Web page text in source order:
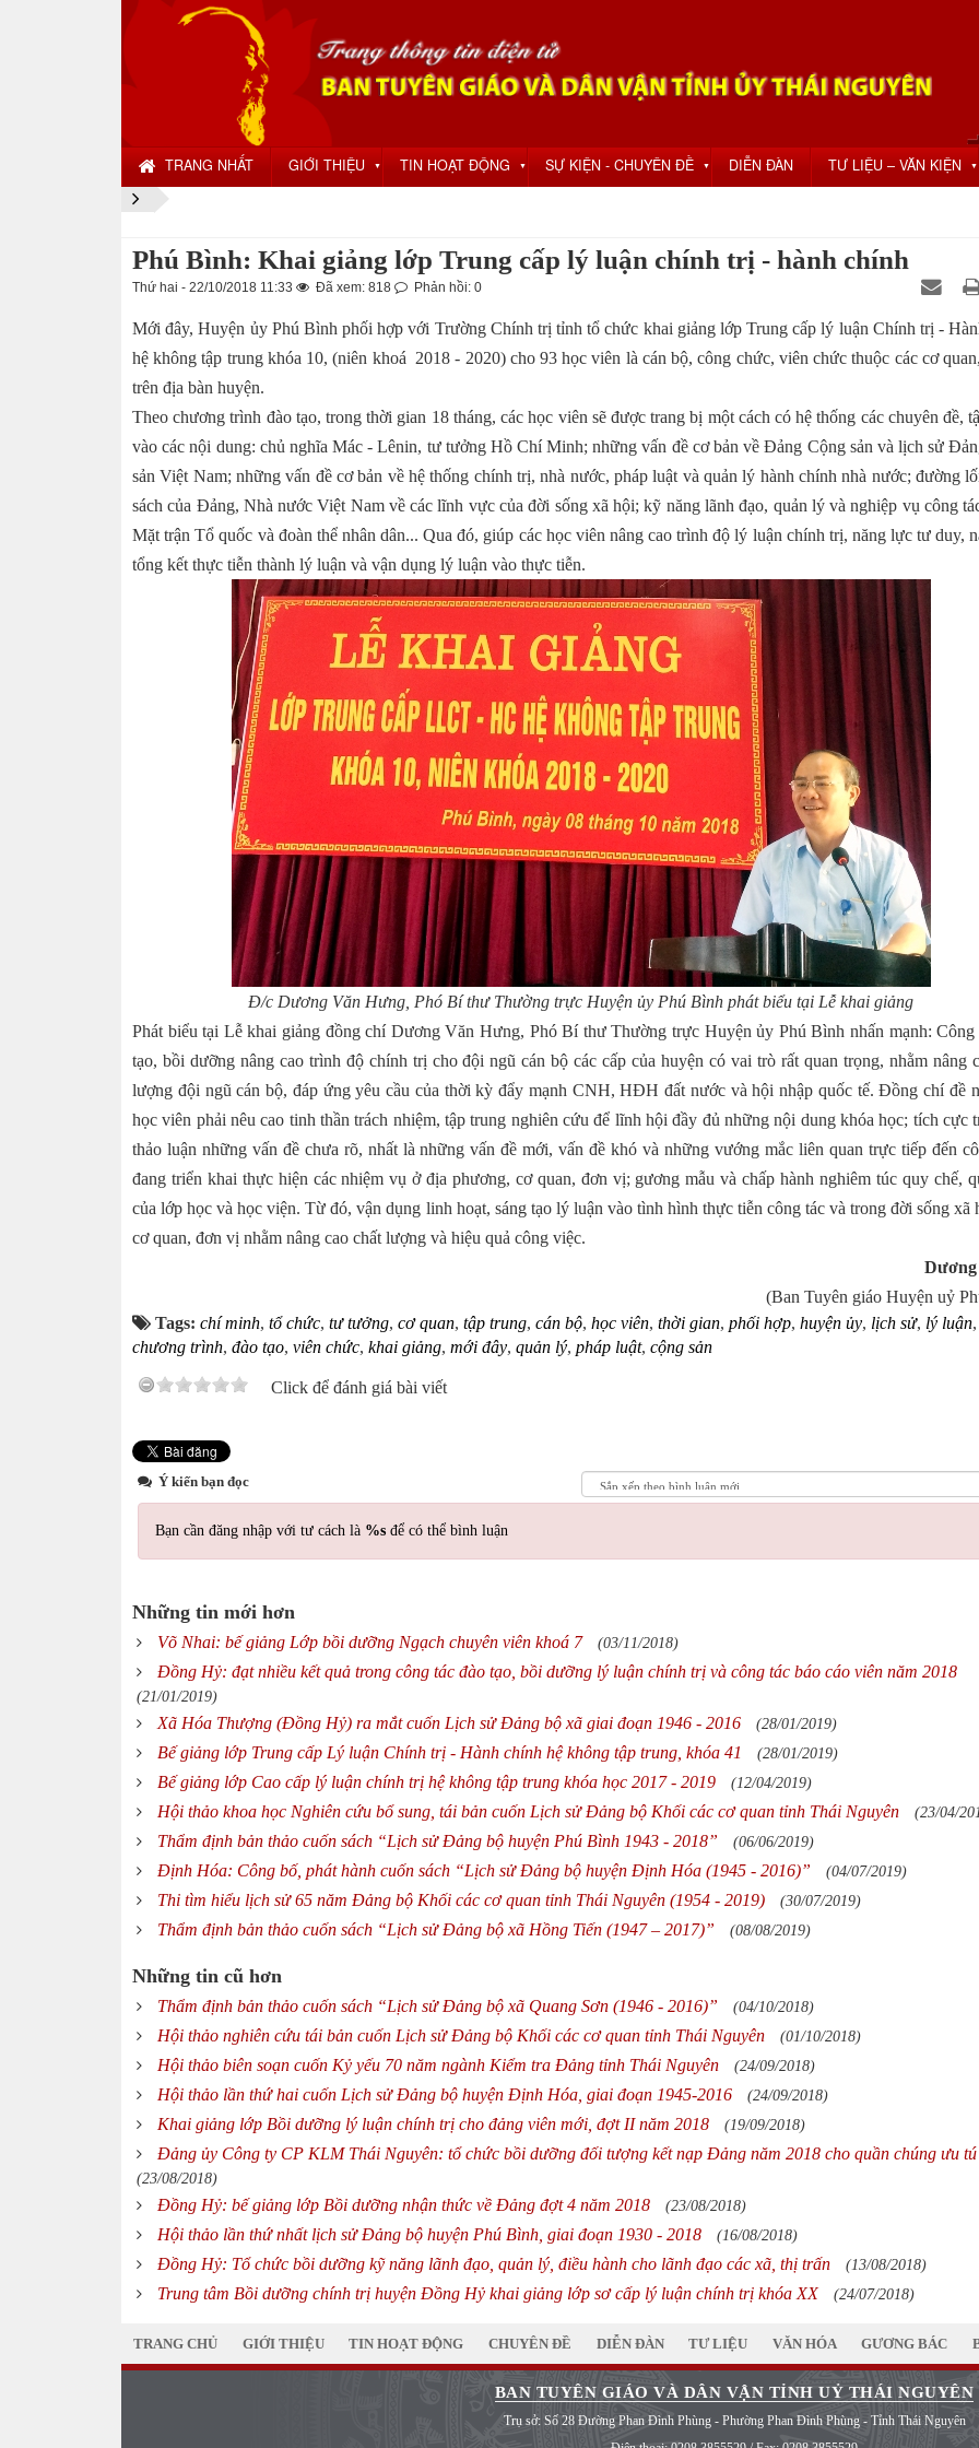
TRANG NHẤT GIỚI THIỆU ▼ TIN HOẠT ĐỘNG ▼ SỰ KIỆN - CHUYÊN ĐỀ ▼ DIỄN ĐÀN TƯ LIỆU – VĂN KIỆN ▼
Phú Bình: Khai giảng lớp Trung cấp lý luận chính trị - hành chính
Thứ hai - 22/10/2018 11:33 Đã xem: 818 Phản hồi: 0
Mới đây, Huyện ủy Phú Bình phối hợp với Trường Chính trị tỉnh tổ chức khai giảng lớp Trung cấp lý luận Chính trị -
hệ không tập trung khóa 10, (niên khoá 2018 - 2020) cho 93 học viên là cán bộ, công chức, viên chức thuộc các cơ
trên địa bàn huyện.
Theo chương trình đào tạo, trong thời gian 18 tháng, các học viên sẽ được trang bị một cách có hệ thống các chuyên đề,
vào các nội dung: chủ nghĩa Mác - Lênin, tư tưởng Hồ Chí Minh; những vấn đề cơ bản về Đảng Cộng sản và lịch sử
sản Việt Nam; những vấn đề cơ bản về hệ thống chính trị, nhà nước, pháp luật và quản lý hành chính nhà nước; đường
sách của Đảng, Nhà nước Việt Nam về các lĩnh vực của đời sống xã hội; kỹ năng lãnh đạo, quản lý và nghiệp vụ công
Mặt trận Tổ quốc và đoàn thể nhân dân... Qua đó, giúp các học viên nâng cao trình độ lý luận chính trị, năng lực tư duy,
tổng kết thực tiễn thành lý luận và vận dụng lý luận vào thực tiễn.
Đ/c Dương Văn Hưng Phó Bí thư Thường trực Huyện ủy Phú Bìnhphát biểu tại Lễkhai giảng
Phát biểu tại Lễ khai giảng đồng chí Dương Văn Hưng, Phó Bí thư Thường trực Huyện ủy Phú Bình nhấn mạnh: Công
tạo, bồi dưỡng nâng cao trình độ chính trị cho đội ngũ cán bộ các cấp của huyện có vai trò rất quan trọng, nhằm nâng
lượng đội ngũ cán bộ, đáp ứng yêu cầu của thời kỳ đẩy mạnh CNH, HĐH đất nước và hội nhập quốc tế. Đồng chí đề
học viên phải nêu cao tinh thần trách nhiệm, tập trung nghiên cứu để lĩnh hội đầy đủ những nội dung khóa học; tích cực
thảo luận những vấn đề chưa rõ, nhất là những vấn đề mới, vấn đề khó và những vướng mắc liên quan trực tiếp đến
đang triển khai thực hiện các nhiệm vụ ở địa phương, cơ quan, đơn vị; gương mẫu và chấp hành nghiêm túc quy chế,
của lớp học và học viện. Từ đó, vận dụng linh hoạt, sáng tạo lý luận vào tình hình thực tiễn công tác và trong đời sống xã
cơ quan, đơn vị nhằm nâng cao chất lượng và hiệu quả công việc.
(Ban Tuyên giáo Huyện uỷ
Tags: chí minh, tổ chức, tư tưởng, cơ quan, tập trung, cán bộ, học viên, thời gian, phối hợp, huyện ủy, lịch sử, lý luận
chương trình, đào tạo, viên chức, khai giảng, mới đây, quản lý, pháp luật, cộng sản
Click để đánh giá bài viết
Ý kiến bạn đọc
Bạn cần đăng nhập với tư cách là %s để có thể bình luận
Những tin mới hơn
Võ Nhai: bế giảng Lớp bồi dưỡng Ngạch chuyên viên khoá 7 (03/11/2018)
Đồng Hỷ: đạt nhiều kết quả trong công tác đào tạo, bồi dưỡng lý luận chính trị và công tác báo cáo viên năm 2018
(21/01/2019)
Xã Hóa Thượng (Đồng Hỷ) ra mắt cuốn Lịch sử Đảng bộ xã giai đoạn 1946 - 2016 (28/01/2019)
Bế giảng lớp Trung cấp Lý luận Chính trị - Hành chính hệ không tập trung, khóa 41 (28/01/2019)
Bế giảng lớp Cao cấp lý luận chính trị hệ không tập trung khóa học 2017 - 2019 (12/04/2019)
Hội thảo khoa học Nghiên cứu bổ sung, tái bản cuốn Lịch sử Đảng bộ Khối các cơ quan tỉnh Thái Nguyên (23/04/
Thẩm định bản thảo cuốn sách “Lịch sử Đảng bộ huyện Phú Bình 1943 - 2018” (06/06/2019)
Định Hóa: Công bố, phát hành cuốn sách “Lịch sử Đảng bộ huyện Định Hóa (1945 - 2016)” (04/07/2019)
Thi tìm hiểu lịch sử 65 năm Đảng bộ Khối các cơ quan tỉnh Thái Nguyên (1954 - 2019) (30/07/2019)
Thẩm định bản thảo cuốn sách “Lịch sử Đảng bộ xã Hồng Tiến (1947 – 2017)” (08/08/2019)
Những tin cũ hơn
Thẩm định bản thảo cuốn sách “Lịch sử Đảng bộ xã Quang Sơn (1946 - 2016)” (04/10/2018)
Hội thảo nghiên cứu tái bản cuốn Lịch sử Đảng bộ Khối các cơ quan tỉnh Thái Nguyên (01/10/2018)
Hội thảo biên soạn cuốn Kỷ yếu 70 năm ngành Kiểm tra Đảng tỉnh Thái Nguyên (24/09/2018)
Hội thảo lần thứ hai cuốn Lịch sử Đảng bộ huyện Định Hóa, giai đoạn 1945-2016 (24/09/2018)
Khai giảng lớp Bồi dưỡng lý luận chính trị cho đảng viên mới, đợt II năm 2018 (19/09/2018)
Đảng ủy Công ty CP KLM Thái Nguyên: tổ chức bồi dưỡng đối tượng kết nạp Đảng năm 2018 cho quần chúng ưu tú
(23/08/2018)
Đồng Hỷ: bế giảng lớp Bồi dưỡng nhận thức về Đảng đợt 4 năm 2018 (23/08/2018)
Hội thảo lần thứ nhất lịch sử Đảng bộ huyện Phú Bình, giai đoạn 1930 - 2018 (16/08/2018)
Đồng Hỷ: Tổ chức bồi dưỡng kỹ năng lãnh đạo, quản lý, điều hành cho lãnh đạo các xã, thị trấn (13/08/2018)
Trung tâm Bồi dưỡng chính trị huyện Đồng Hỷ khai giảng lớp sơ cấp lý luận chính trị khóa XX (24/07/2018)
TRANG CHỦ GIỚI THIỆU TIN HOẠT ĐỘNG CHUYÊN ĐỀ DIỄN ĐÀN TƯ LIỆU VĂN HÓA GƯƠNG BÁC
BAN TUYÊN GIÁO VÀ DÂN VẬN TỈNH UỶ THÁI NGUYÊN
Trụ sở: Số 28 Đường Phan Đình Phùng - Phường Phan Đình Phùng - Tỉnh Thái Nguyên